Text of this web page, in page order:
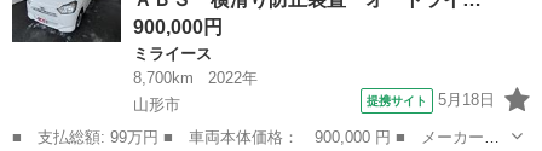
900,000円
ミライース
8,700km
2022年
山形市
提携サイト 5月18日
■ 支払総額: 99万円 ■ 車両本体価格： 900,000 円 ■ メーカー